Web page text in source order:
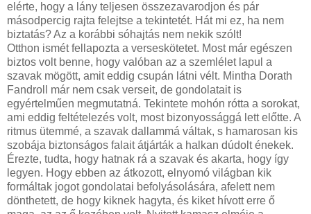
elérte, hogy a lány teljesen összezavarodjon és pár
másodpercig rajta felejtse a tekintetét. Hát mi ez, ha nem
biztatás? Az a korábbi sóhajtás nem nekik szólt!
Otthon ismét fellapozta a verseskötetet. Most már egészen
biztos volt benne, hogy valóban az a szemlélet lapul a
szavak mögött, amit eddig csupán látni vélt. Mintha Dorath
Fandroll már nem csak verseit, de gondolatait is
egyértelműen megmutatná. Tekintete mohón rótta a sorokat,
ami eddig feltételezés volt, most bizonyossággá lett előtte. A
ritmus ütemmé, a szavak dallammá váltak, s hamarosan kis
szobája biztonságos falait átjárták a halkan dúdolt énekek.
Érezte, tudta, hogy hatnak rá a szavak és akarta, hogy így
legyen. Hogy ebben az átkozott, elnyomó világban kik
formáltak jogot gondolatai befolyásolására, afelett nem
dönthetett, de hogy kiknek hagyta, és kiket hívott erre ő